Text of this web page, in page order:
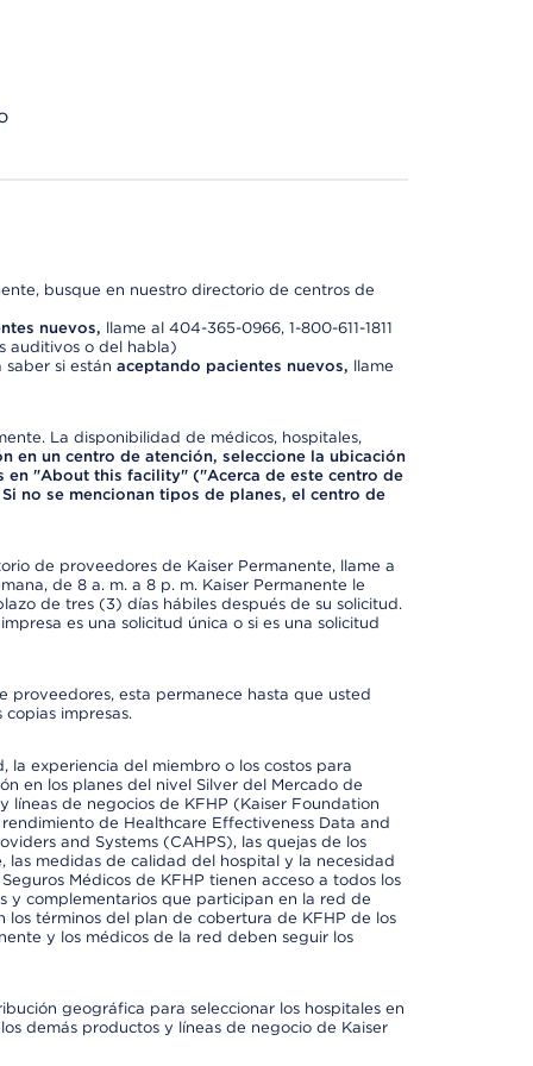
busque en nuestro directorio de centros de
nuevos, llame al 404-365-0966, 1-800-611-1811
auditivos o del habla)
si están aceptando pacientes nuevos, llame
La disponibilidad de médicos, hospitales,
en un centro de atención, seleccione la ubicación
"About this facility" ("Acerca de este centro de
no se mencionan tipos de planes, el centro de
de proveedores de Kaiser Permanente, llame a
de 8 a. m. a 8 p. m. Kaiser Permanente le
de tres (3) días hábiles después de su solicitud.
es una solicitud única o si es una solicitud
proveedores, esta permanece hasta que usted
impresas.
la experiencia del miembro o los costos para
en los planes del nivel Silver del Mercado de
líneas de negocios de KFHP (Kaiser Foundation
de Healthcare Effectiveness Data and
and Systems (CAHPS), las quejas de los
medidas de calidad del hospital y la necesidad
Médicos de KFHP tienen acceso a todos los
y complementarios que participan en la red de
términos del plan de cobertura de KFHP de los
y los médicos de la red deben seguir los
geográfica para seleccionar los hospitales en
demás productos y líneas de negocio de Kaiser